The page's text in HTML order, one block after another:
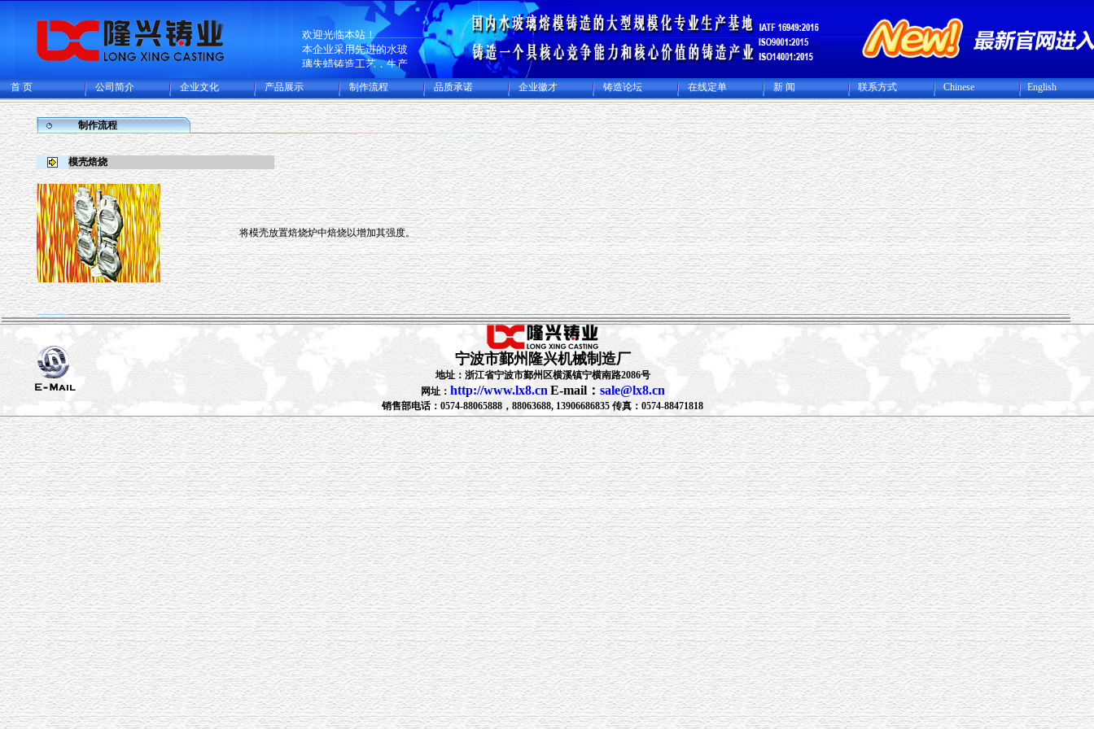
欢迎光临本站！
本企业采用先进的水玻
璃失蜡铸造工艺，生产
普碳钢、低合金钢材质
的精密铸钢件，是国内
一个熔模铸造的大型的
规模化专业生产基地，
集精密铸造厂和机械加
工厂，年可生产精密铸
件及各类精铸成品件
15000多吨，主要出口
欧美日本等许多国家。
首 页 公司简介 企业文化 产品展示 制作流程 品质承诺 企业徽才 铸造论坛 在线定单 新 闻 联系方式 Chinese English
制作流程
模壳焙烧
将模壳放置焙烧炉中焙烧以增加其强度。
宁波市鄞州隆兴机械制造厂
地址：浙江省宁波市鄞州区横溪镇宁横南路2086号
网址： http://www.lx8.cn E-mail： sale@lx8.cn
销售部电话：0574-88065888，88063688, 13906686835 传真：0574-88471818